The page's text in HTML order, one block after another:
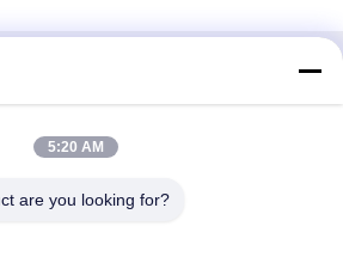
de Foshan, province du Guangdong,
5:20 AM
are you looking for?